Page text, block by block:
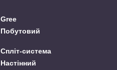
Gree
Побутовий
Спліт-система
Настінний